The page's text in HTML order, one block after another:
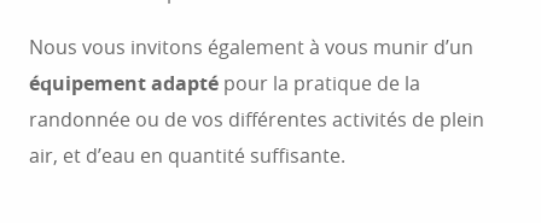
Nous vous invitons également à vous munir d’un
équipement adapté pour la pratique de la
randonnée ou de vos différentes activités de plein
air, et d’eau en quantité suffisante.